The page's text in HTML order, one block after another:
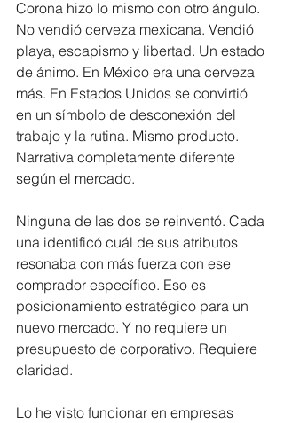
Corona hizo lo mismo con otro ángulo.
No vendió cerveza mexicana. Vendió
playa, escapismo y libertad. Un estado
de ánimo. En México era una cerveza
más. En Estados Unidos se convirtió
en un símbolo de desconexión del
trabajo y la rutina. Mismo producto.
Narrativa completamente diferente
según el mercado.
Ninguna de las dos se reinventó. Cada
una identificó cuál de sus atributos
resonaba con más fuerza con ese
comprador específico. Eso es
posicionamiento estratégico para un
nuevo mercado. Y no requiere un
presupuesto de corporativo. Requiere
claridad.
Lo he visto funcionar en empresas